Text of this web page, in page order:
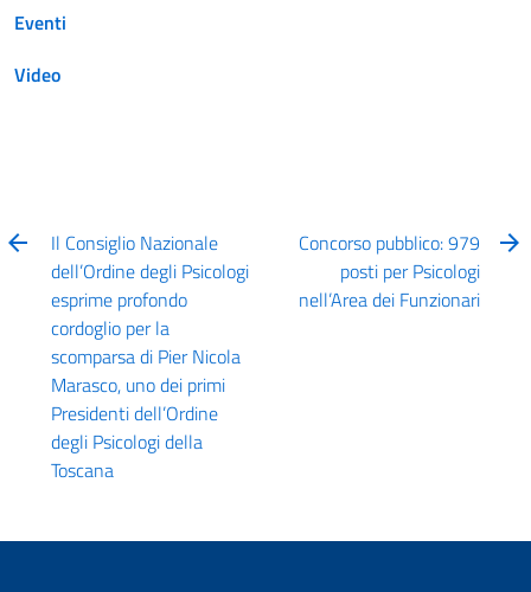
Eventi
Video
Il Consiglio Nazionale
dell’Ordine degli Psicologi
esprime profondo
cordoglio per la
scomparsa di Pier Nicola
Marasco, uno dei primi
Presidenti dell’Ordine
degli Psicologi della
Toscana
Concorso pubblico: 979
posti per Psicologi
nell’Area dei Funzionari